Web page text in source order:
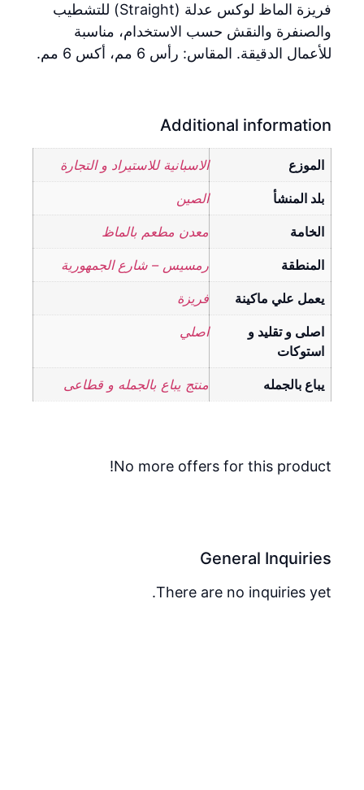
فريزة الماظ لوكس عدلة (Straight) للتشطيب
والصنفرة والنقش حسب الاستخدام، مناسبة
للأعمال الدقيقة. المقاس: رأس 6 مم، أكس 6 مم.
Additional information
الموزع الاسبانية للاستيراد و التجارة
بلد المنشأ الصين
الخامة معدن مطعم بالماظ
المنطقة رمسيس – شارع الجمهورية
يعمل علي ماكينة فريزة
اصلى و تقليد و
استوكات
اصلي
يباع بالجمله منتج يباع بالجمله و قطاعى
No more offers for this product!
General Inquiries
There are no inquiries yet.